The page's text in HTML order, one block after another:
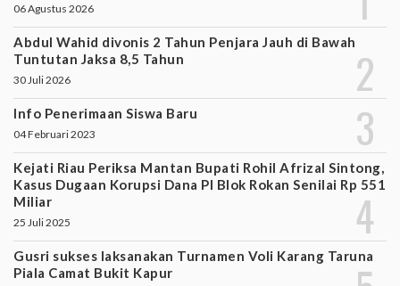
06 Agustus 2026
Abdul Wahid divonis 2 Tahun Penjara Jauh di Bawah
Tuntutan Jaksa 8,5 Tahun
30 Juli 2026
Info Penerimaan Siswa Baru
04 Februari 2023
Kejati Riau Periksa Mantan Bupati Rohil Afrizal Sintong,
Kasus Dugaan Korupsi Dana PI Blok Rokan Senilai Rp 551
Miliar
25 Juli 2025
Gusri sukses laksanakan Turnamen Voli Karang Taruna
Piala Camat Bukit Kapur